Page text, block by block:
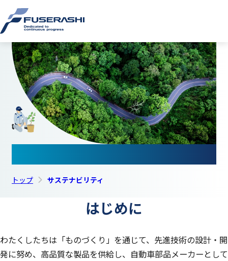
トップ サステナビリティ
はじめに
わたくしたちは「ものづくり」を通じて、先進技術の設計・開
発に努め、高品質な製品を供給し、 自動車部品メーカーとして